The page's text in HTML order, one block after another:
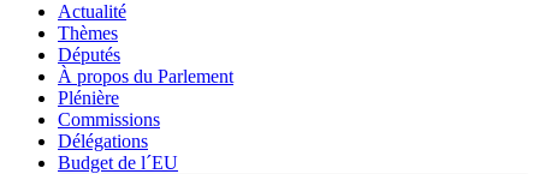
Actualité
Thèmes
Députés
À propos du Parlement
Plénière
Commissions
Délégations
Budget de l´EU